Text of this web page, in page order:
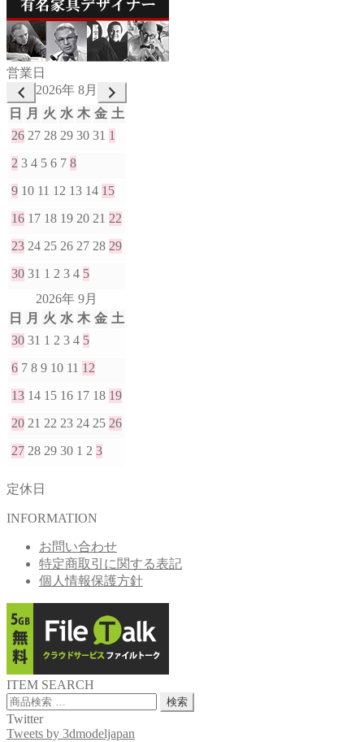
営業日
2026年 8月
日
月 火 水 木 金 土
26 27 28 29 30 31 1
2 3 4 5 6 7 8
9 10 11 12 13 14 15
16 17 18 19 20 21 22
23 24 25 26 27 28 29
30 31 1 2 3 4 5
2026年 9月
日
月 火 水 木 金 土
30 31 1 2 3 4 5
6 7 8 9 10 11 12
13 14 15 16 17 18 19
20 21 22 23 24 25 26
27 28 29 30 1 2 3
定休日
INFORMATION
お問い合わせ
特定商取引に関する表記
個人情報保護方針
ITEM SEARCH
検
索
対
検索
Twitter
Tweets by 3dmodeljapan